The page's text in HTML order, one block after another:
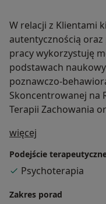
W relacji z Klientami
autentycznością
pracy wykorzystuję
podstawach
poznawczo-
Skoncentrowanej na
Terapii Zachowania
więcej
Podejście
Psychoterapia
Zakres porad